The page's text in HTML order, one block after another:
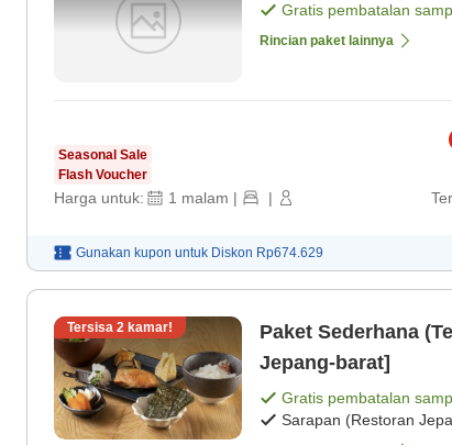
Gratis pembatalan
Rincian paket lainnya
Seasonal Sale
Flash Voucher
Harga untuk: 1 malam | |
Gunakan kupon untuk Diskon Rp674.629
Tersisa 2 kamar!
Paket Sederhana
Jepang-barat]
Gratis pembatalan
Sarapan (Restoran